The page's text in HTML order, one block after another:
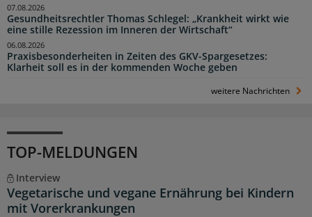
Gesundheitsrechtler Thomas Schlegel: „Krankheit wirkt wie
eine stille Rezession im Inneren der Wirtschaft“
07.08.2026
Praxisbesonderheiten in Zeiten des GKV-Spargesetzes:
Klarheit soll es in der kommenden Woche geben
06.08.2026
weitere Nachrichten
TOP-MELDUNGEN
Interview
Vegetarische und vegane Ernährung bei Kindern
mit Vorerkrankungen